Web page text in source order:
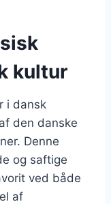
kultur
i dansk
den danske
Denne
og saftige
ved både
af